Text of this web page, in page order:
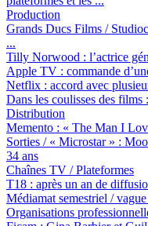
Production
Grands Ducs Films /
...
Tilly Norwood : l’actrice
Apple TV : commande
Netflix : accord avec
Dans les coulisses des films :
Distribution
Memento : « The Man I
Sorties / « Microstar » :
34 ans
Chaînes TV / Plateformes
T18 : après un an de
Médiamat semestriel /
Organisations